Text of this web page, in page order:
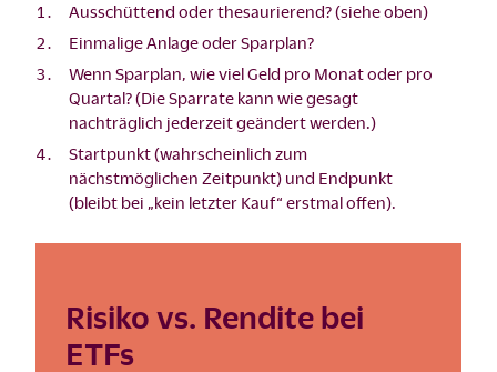
Ausschüttend oder thesaurierend? (siehe oben)
Einmalige Anlage oder Sparplan?
Wenn Sparplan, wie viel Geld pro Monat oder pro
Quartal? (Die Sparrate kann wie gesagt
nachträglich jederzeit geändert werden.)
Startpunkt (wahrscheinlich zum
nächstmöglichen Zeitpunkt) und Endpunkt
(bleibt bei „kein letzter Kauf“ erstmal offen).
Risiko vs. Rendite bei
ETFs